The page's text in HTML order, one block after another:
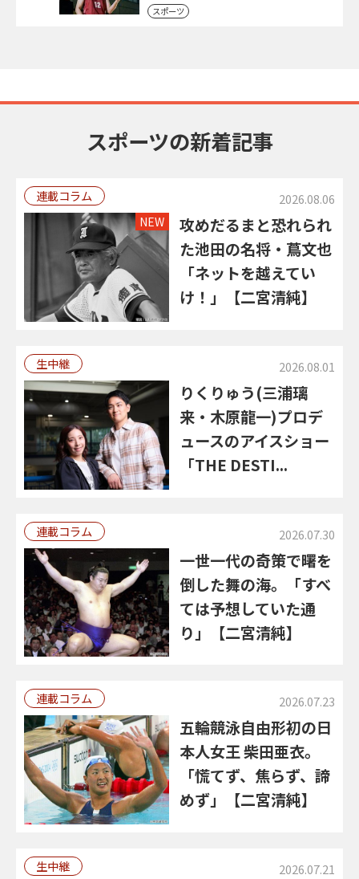
スポーツ
スポーツの新着記事
連載コラム 2026.08.06
NEW
攻めだるまと恐れられ
た池田の名将・蔦文也
「ネットを越えてい
け！」【二宮清純】
生中継 2026.08.01
りくりゅう(三浦璃
来・木原龍一)プロデ
ュースのアイスショー
「THE DESTI...
連載コラム 2026.07.30
一世一代の奇策で曙を
倒した舞の海。「すべ
ては予想していた通
り」【二宮清純】
連載コラム 2026.07.23
五輪競泳自由形初の日
本人女王 柴田亜衣。
「慌てず、焦らず、諦
めず」【二宮清純】
生中継 2026.07.21